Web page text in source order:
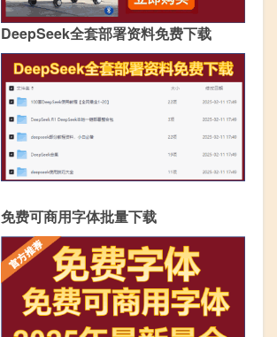
DeepSeek全套部署资料免费下载
免费可商用字体批量下载